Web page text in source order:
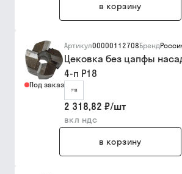
в корзину
Под заказ
Артикул00000112708Бренд
Цековка без цапфы
4-п Р18
2 318,82 ₽/шт
вкл ндс
в корзину